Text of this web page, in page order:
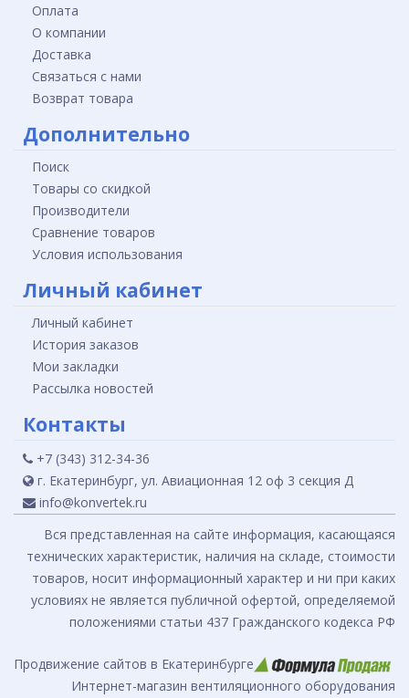
Оплата
О компании
Доставка
Связаться с нами
Возврат товара
Дополнительно
Поиск
Товары со скидкой
Производители
Сравнение товаров
Условия использования
Личный кабинет
Личный кабинет
История заказов
Мои закладки
Рассылка новостей
Контакты
+7 (343) 312-34-36
г. Екатеринбург, ул. Авиационная 12 оф 3 секция Д
info@konvertek.ru
Вся представленная на сайте информация, касающаяся
технических характеристик, наличия на складе, стоимости
товаров, носит информационный характер и ни при каких
условиях не является публичной офертой, определяемой
положениями статьи 437 Гражданского кодекса РФ
Продвижение сайтов в Екатеринбурге
Интернет-магазин вентиляционного оборудования